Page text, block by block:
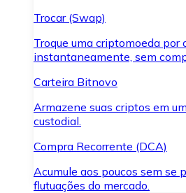
Trocar (Swap)
Troque uma criptomoeda por
instantaneamente, sem
Carteira Bitnovo
Armazene suas criptos em
custodial.
Compra Recorrente (DCA)
Acumule aos poucos sem se
flutuações do mercado.